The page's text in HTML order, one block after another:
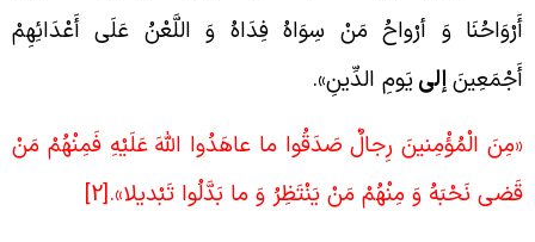
وَ أرْواحُ مَنْ سِوَاهُ فِدَاهُ وَ اللَّعْنُ عَلَی أَعْدَائِهِمْ
إلییَومِ الدِّینِ».
الْمُؤْمِنينَ رِجالٌ صَدَقُوا ما عاهَدُوا اللَّهَ عَلَيْهِ فَمِنْهُمْ مَنْ
نَحْبَهُ وَ مِنْهُمْ مَنْ يَنْتَظِرُ وَ ما بَدَّلُوا تَبْديلا».[2]